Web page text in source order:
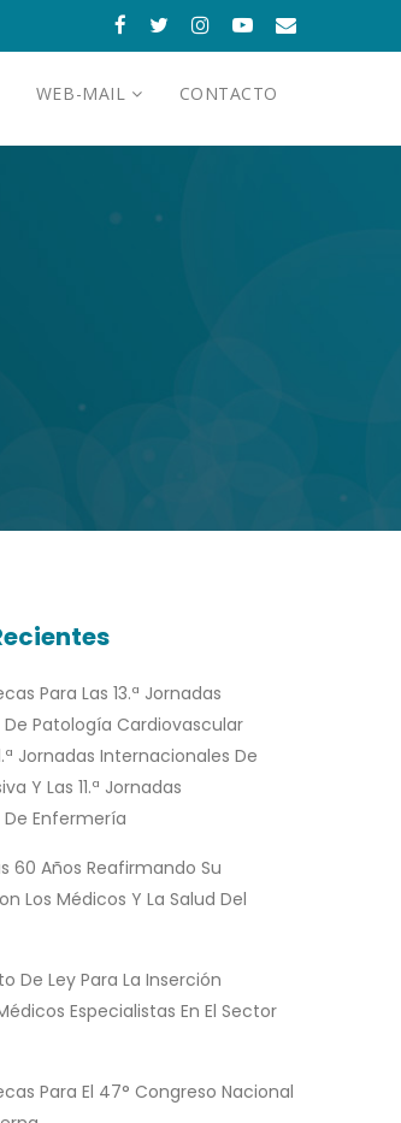
WEB-MAIL CONTACTO
Para Las 13.ª Jornadas
Patología Cardiovascular
Jornadas Internacionales De
Y Las 11.ª Jornadas
Enfermería
60 Años Reafirmando Su
Los Médicos Y La Salud Del
De Ley Para La Inserción
Especialistas En El Sector
Para El 47° Congreso Nacional